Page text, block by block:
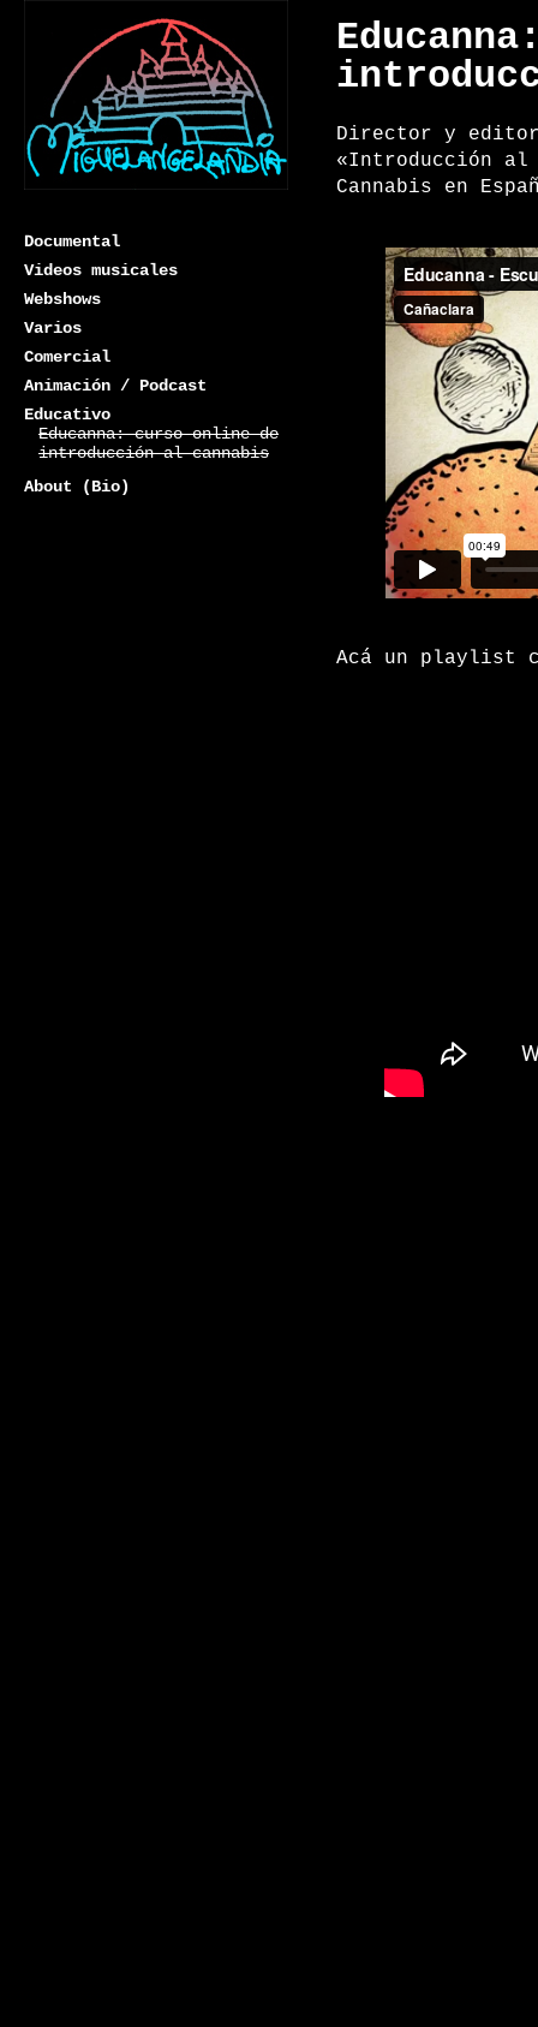
Miguelangelandia
Documental
Videos musicales
Webshows
Varios
Comercial
Animación / Podcast
Educativo
Educanna: curso online de
introducción al cannabis
About (Bio)
Director y
«Introducción al
Cannabis en
Acá un playlist